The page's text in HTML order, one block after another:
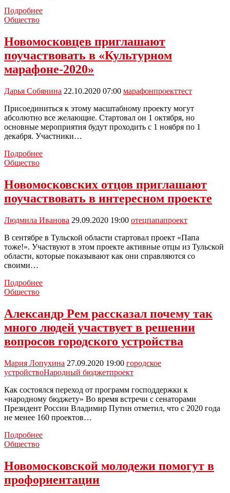
ПодробнееВ
проектирование
долгожданной
автодороги
«Тула
Новомосковск»
Общество
Новомосковцев приглашают
поучаствовать в «Культурном
марафоне-2020»
Дарья Собянина 22.10.2020 07:00 марафонпроекттест
Присоединиться к этому масштабному проекту могут
абсолютно все желающие. Стартовал он 1 октября, но
основные мероприятия будут проходить с 1 ноября по 1
декабря. Участники…
ПодробнееНовомосковцев
«Культурном
марафоне-2020»
Общество
Новомосковских отцов приглашают
поучаствовать в интересном проекте
Людмила Иванова 29.09.2020 19:00 отецпапапроект
В сентябре в Тульской области стартовал проект «Папа
тоже!». Участвуют в этом проекте активные отцы из Тульской
области, которые показывают как они справляются со
своими…
ПодробнееНовомосковских
поучаствовать
в
интересном
Общество
Александр Рем рассказал почему так
много людей участвует в решении
вопросов городского устройства
Мария Лопухина 27.09.2020 19:00 городское
устройствоНародный бюджетпроект
Как состоялся переход от программ господдержки к
«народному бюджету» Во время встречи с сенаторами
Президент России Владимир Путин отметил, что с 2020 года
не менее 160 проектов…
ПодробнееАлександр
так
много
Общество
Новомосковской молодежи помогут в
профориентации